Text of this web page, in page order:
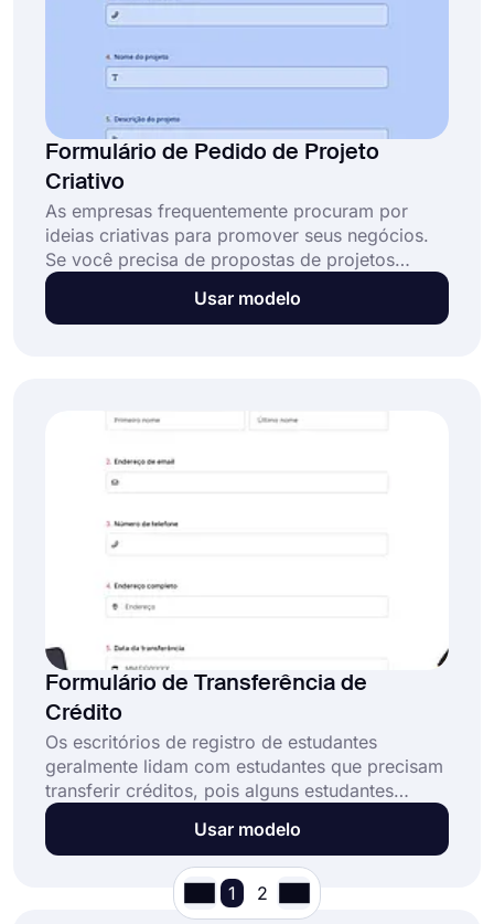
Formulário de Pedido de Projeto
Criativo
As empresas frequentemente procuram por
ideias criativas para promover seus negócios.
Se você precisa de propostas de projetos
criativos, como anúncios, logotipos ou designs,
e quer realizar essa tarefa de forma organizada,
Usar modelo
Formulário de Transferência de
Crédito
Os escritórios de registro de estudantes
geralmente lidam com estudantes que precisam
transferir créditos, pois alguns estudantes
podem ter concluído cursos em diferentes
instituições ou podem transferir escolas de uma
só vez. forms.app oferece um modelo de
formulário de transferência de crédito online
para criar o formulário mais funcional e
Usar modelo
1 2